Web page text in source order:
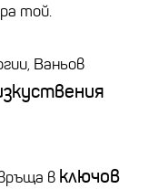
той.
Ваньов
в ключов